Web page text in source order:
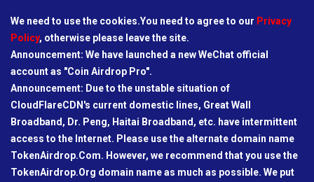
We need to use the cookies.You need to agree to our Privacy
Policy, otherwise please leave the site.
Announcement: We have launched a new WeChat official
account as "Coin Airdrop Pro".
Announcement: Due to the unstable situation of
CloudFlareCDN's current domestic lines, Great Wall
Broadband, Dr. Peng, Haitai Broadband, etc. have intermittent
access to the Internet. Please use the alternate domain name
TokenAirdrop.Com. However, we recommend that you use the
TokenAirdrop.Org domain name as much as possible. We put